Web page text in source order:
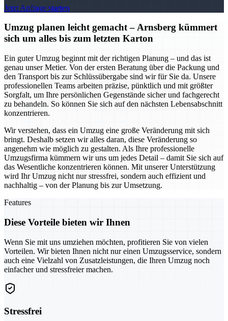
Jetzt Anfrage starten
Umzug planen leicht gemacht – Arnsberg kümmert
sich um alles bis zum letzten Karton
Ein guter Umzug beginnt mit der richtigen Planung – und das ist
genau unser Metier. Von der ersten Beratung über die Packung und
den Transport bis zur Schlüssübergabe sind wir für Sie da. Unsere
professionellen Teams arbeiten präzise, pünktlich und mit größter
Sorgfalt, um Ihre persönlichen Gegenstände sicher und fachgerecht
zu behandeln. So können Sie sich auf den nächsten Lebensabschnitt
konzentrieren.
Wir verstehen, dass ein Umzug eine große Veränderung mit sich
bringt. Deshalb setzen wir alles daran, diese Veränderung so
angenehm wie möglich zu gestalten. Als Ihre professionelle
Umzugsfirma kümmern wir uns um jedes Detail – damit Sie sich auf
das Wesentliche konzentrieren können. Mit unserer Unterstützung
wird Ihr Umzug nicht nur stressfrei, sondern auch effizient und
nachhaltig – von der Planung bis zur Umsetzung.
Features
Diese Vorteile bieten wir Ihnen
Wenn Sie mit uns umziehen möchten, profitieren Sie von vielen
Vorteilen. Wir bieten Ihnen nicht nur einen Umzugsservice, sondern
auch eine Vielzahl von Zusatzleistungen, die Ihren Umzug noch
einfacher und stressfreier machen.
Stressfrei